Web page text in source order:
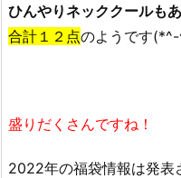
ひんやりネッククールもあ
合計１２点のようです
盛りだくさんですね！
2022年の福袋情報は発表